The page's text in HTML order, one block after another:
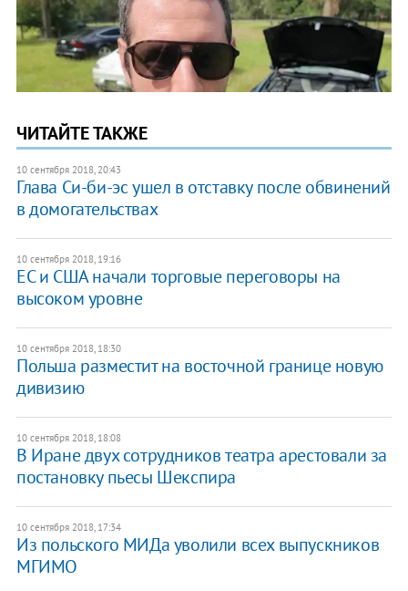
ЧИТАЙТЕ ТАКЖЕ
10 сентября 2018, 20:43
Глава Си-би-эс ушел в отставку после обвинений
в домогательствах
10 сентября 2018, 19:16
ЕС и США начали торговые переговоры на
высоком уровне
10 сентября 2018, 18:30
Польша разместит на восточной границе новую
дивизию
10 сентября 2018, 18:08
В Иране двух сотрудников театра арестовали за
постановку пьесы Шекспира
10 сентября 2018, 17:34
Из польского МИДа уволили всех выпускников
МГИМО